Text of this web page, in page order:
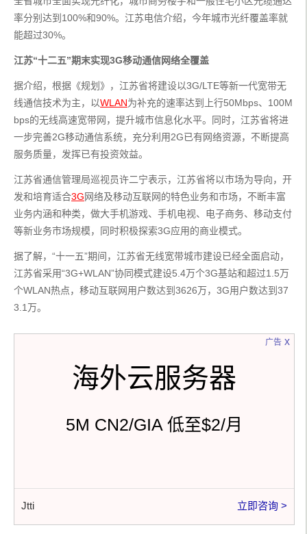
率分别达到100%和90%。江苏电信介绍，今年城市光纤覆盖率就
能超过30%。
江苏“十二五”期末实现3G移动通信网络全覆盖
据介绍，根据《规划》，江苏省将建设以3G/LTE等新一代宽带无
线通信技术为主，以WLAN为补充的速率达到上行50Mbps、100M
bps的无线高速宽带网，提升城市信息化水平。同时，江苏省将进
一步完善2G移动通信系统，充分利用2G已有网络资源，不断提高
服务质量，发挥已有投资效益。
江苏省通信管理局巡视员许二宁表示，江苏省将以市场为导向，开
发和培育适合3G网络及移动互联网的特色业务和市场，不断丰富
业务内涵和种类，做大手机游戏、手机电视、电子商务、移动支付
等新业务市场规模，同时积极探索3G应用的商业模式。
据了解，“十一五”期间，江苏省无线宽带城市建设已经全面启动，
江苏省采用“3G+WLAN”协同模式建设5.4万个3G基站和超过1.5万
个WLAN热点，移动互联网用户数达到3626万，3G用户数达到37
3.1万。
广告
海外云服务器
5M CN2/GIA 低至$2/月
Jtti 立即咨询 >
x